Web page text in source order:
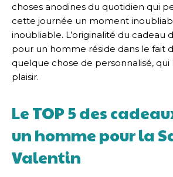
choses anodines du quotidien qui
cette journée un moment
inoubliable. L’originalité du cadeau
pour un homme réside dans le fait
quelque chose de personnalisé,
plaisir.
Le TOP 5 des
un homme pour la
Valentin